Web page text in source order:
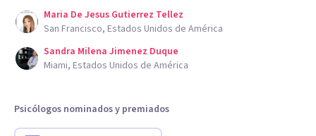
Maria De Jesus Gutierrez Tellez
San Francisco, Estados Unidos de América
Sandra Milena Jimenez Duque
Miami, Estados Unidos de América
Psicólogos nominados y premiados